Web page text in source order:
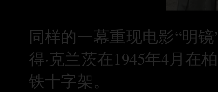
同样的一幕重现电影“明
得·克兰茨在1945年4月在
铁十字架。